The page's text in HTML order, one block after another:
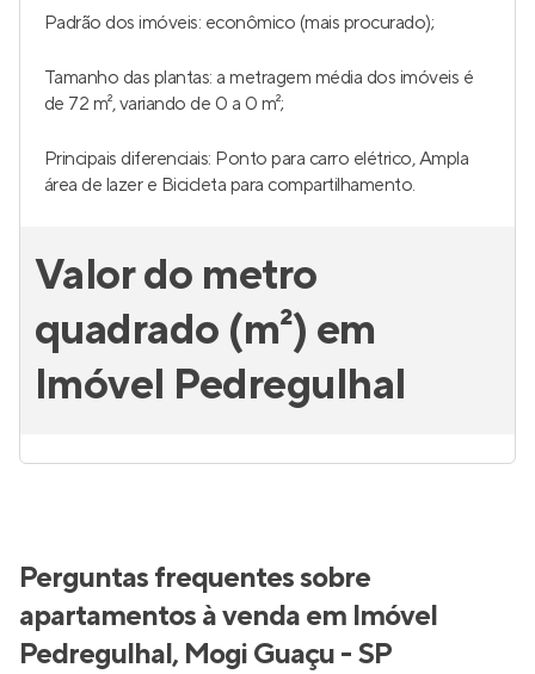
Padrão dos imóveis: econômico (mais procurado);
Tamanho das plantas: a metragem média dos imóveis é
de 72 m², variando de 0 a 0 m²;
Principais diferenciais: Ponto para carro elétrico, Ampla
área de lazer e Bicicleta para compartilhamento.
Valor do metro
quadrado (m²) em
Imóvel Pedregulhal
Perguntas frequentes sobre
apartamentos à venda em Imóvel
Pedregulhal, Mogi Guaçu - SP